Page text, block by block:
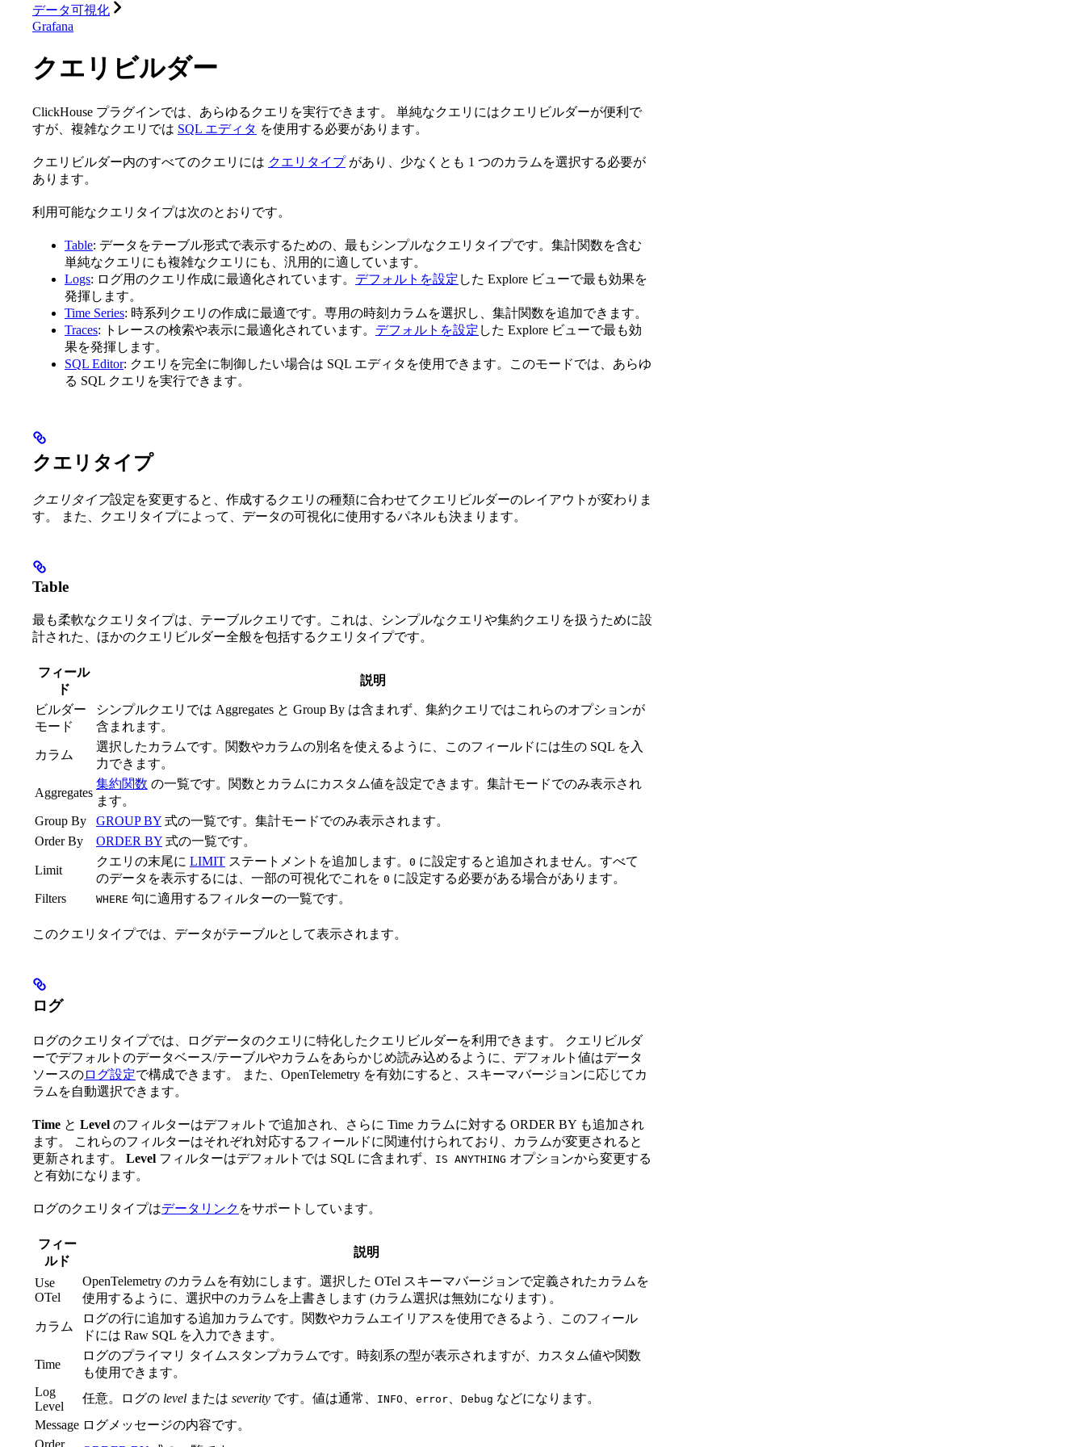
データ可視化
Grafana
クエリビルダー
ClickHouse プラグインでは、あらゆるクエリを実行できます。 単純なクエリにはクエリビルダーが便利で
すが、複雑なクエリでは SQL エディタ を使用する必要があります。
クエリビルダー内のすべてのクエリには クエリタイプがあり、少なくとも 1 つのカラムを選択する必要が
あります。
利用可能なクエリタイプは次のとおりです。
Table: データをテーブル形式で表示するための、最もシンプルなクエリタイプです。集計関数を含む
単純なクエリにも複雑なクエリにも、汎用的に適しています。
Logs: ログ用のクエリ作成に最適化されています。 デフォルトを設定 した Explore ビューで最も効果を
発揮します。
Time Series: 時系列クエリの作成に最適です。専用の時刻カラムを選択し、集計関数を追加できます。
Traces: トレースの検索や表示に最適化されています。 デフォルトを設定 した Explore ビューで最も効
果を発揮します。
SQL Editor: クエリを完全に制御したい場合は SQL エディタを使用できます。このモードでは、あらゆ
る SQL クエリを実行できます。
クエリタイプ
クエリタイプ設定を変更すると、作成するクエリの種類に合わせてクエリビルダーのレイアウトが変わりま
す。 また、クエリタイプによって、データの可視化に使用するパネルも決まります。
Table
最も柔軟なクエリタイプは、テーブルクエリです。これは、シンプルなクエリや集約クエリを扱うために設
計された、ほかのクエリビルダー全般を包括するクエリタイプです。
フィール
ド
説明
ビルダー
モード
シンプルクエリでは Aggregates と Group By は含まれず、集約クエリではこれらのオプションが
含まれます。
カラム
選択したカラムです。関数やカラムの別名を使えるように、このフィールドには生の SQL を入
力できます。
Aggregates
集約関数 の一覧です。関数とカラムにカスタム値を設定できます。集計モードでのみ表示され
ます。
Group By
GROUP BY 式の一覧です。集計モードでのみ表示されます。
Order By
ORDER BY 式の一覧です。
Limit
クエリの末尾に LIMIT ステートメントを追加します。 0 に設定すると追加されません。すべて
のデータを表示するには、一部の可視化でこれを 0 に設定する必要がある場合があります。
Filters
WHERE 句に適用するフィルターの一覧です。
このクエリタイプでは、データがテーブルとして表示されます。
ログ
ログのクエリタイプでは、ログデータのクエリに特化したクエリビルダーを利用できます。 クエリビルダ
ーでデフォルトのデータベース/テーブルやカラムをあらかじめ読み込めるように、デフォルト値はデータ
ソースのログ設定で構成できます。 また、OpenTelemetry を有効にすると、スキーマバージョンに応じてカ
ラムを自動選択できます。
Time と Level のフィルターはデフォルトで追加され、さらに Time カラムに対する ORDER BY も追加され
ます。 これらのフィルターはそれぞれ対応するフィールドに関連付けられており、カラムが変更されると
更新されます。 Level フィルターはデフォルトでは SQL に含まれず、 IS ANYTHING オプションから変更する
と有効になります。
ログのクエリタイプはデータリンク をサポートしています。
フィー
ルド
説明
Use
OTel
OpenTelemetry のカラムを有効にします。選択した OTel スキーマバージョンで定義されたカラムを
使用するように、選択中のカラムを上書きします (カラム選択は無効になります) 。
カラム
ログの行に追加する追加カラムです。関数やカラムエイリアスを使用できるよう、このフィール
ドには Raw SQL を入力できます。
Time
ログのプライマリ タイムスタンプカラムです。時刻系の型が表示されますが、カスタム値や関数
も使用できます。
Log
Level
任意。ログの level または severity です。値は通常、 INFO error Debug などになります。
Message ログメッセージの内容です。
Order